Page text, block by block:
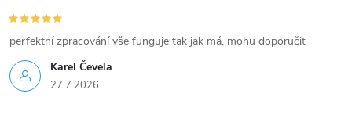
Karel Čevela
27.7.2026
perfektní zpracování vše funguje tak jak má, mohu doporučit